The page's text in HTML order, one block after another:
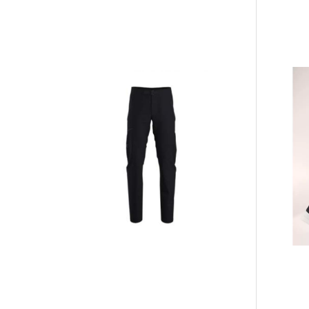
Washbag Black
DB Hugger Rain
Cover 25-30L
Black Out
399,-
Pre
Tee